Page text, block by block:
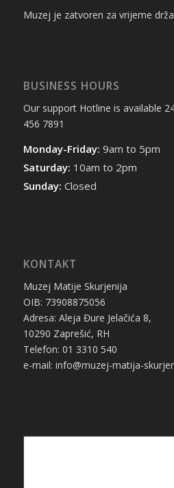
Muzej je zatvoren za vrijeme
BUSINESS HOURS
Our support Hotline is available
456 7891
Monday-Friday: 9am to 5pm
Saturday: 10am to 2pm
Sunday: Closed
KONTAKT
Muzej Matije Skurjenija
OIB: 73908875056
Adresa: Aleja Đure Jelačića 8,
10290 Zaprešić, RH
Telefon: 01 3310 540
e-mail: info@muzej-matija-